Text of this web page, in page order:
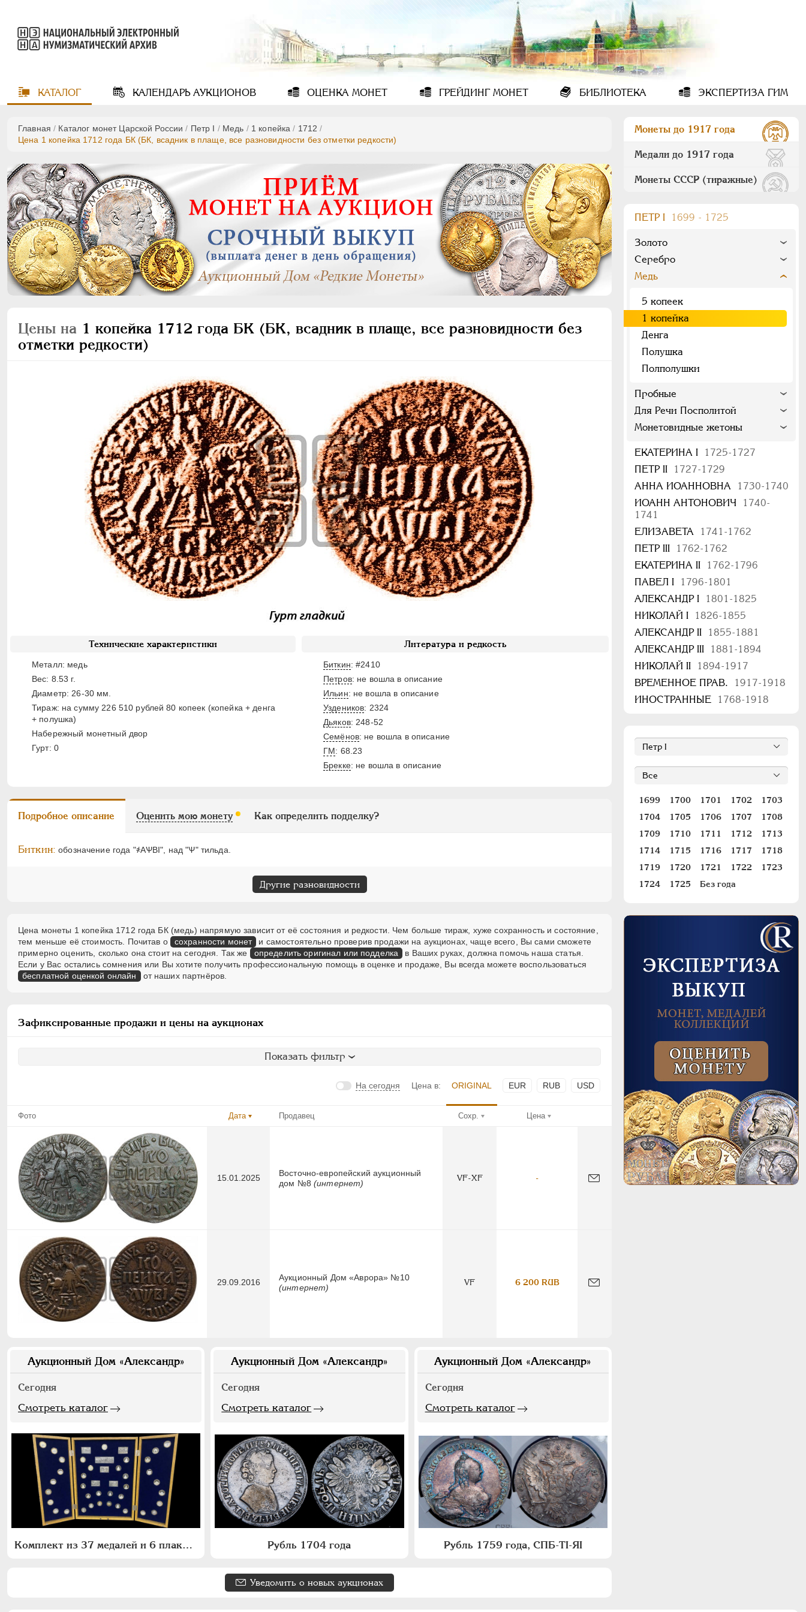
КАТАЛОГ КАЛЕНДАРЬАУКЦИОНОВ ОЦЕНКА МОНЕТ ГРЕЙДИНГМОНЕТ БИБЛИОТЕКА ЭКСПЕРТИЗА ГИМ
Главная / Каталог монет Царской России / Пeтр I / Медь / 1 копейка / 1712 /
Цена 1 копейка 1712 года БК (БК, всадник в плаще, все разновидности без отметки редкости)
Цены на 1 копейка 1712 года БК (БК, всадник в плаще, все разновидности без
отметки редкости)
Технические характеристики
Металл: медь
Вес: 8.53 г.
Диаметр: 26-30 мм.
Тираж: на сумму 226 510 рублей 80 копеек (копейка + денга
+ полушка)
Набережный монетный двор
Гурт: 0
Литература и редкость
Биткин: #2410
Петров: не вошла в описание
Ильин: не вошла в описание
Уздеников: 2324
Дьяков: 248-52
Семёнов: не вошла в описание
ГМ: 68.23
Брекке: не вошла в описание
Подробное описание Оценить мою монету Как определить подделку?
Биткин: обозначение года "҂АѰВI", над "Ѱ" тильда.
Другие разновидности
Цена монеты 1 копейка 1712 года БК (медь) напрямую зависит от её состояния и редкости. Чем больше тираж, хуже сохранность и состояние,
тем меньше её стоимость. Почитав о
сохранности монет
и самостоятельно проверив продажи на аукционах, чаще всего, Вы сами сможете
примерно оценить, сколько она стоит на сегодня. Так же
определить оригинал или подделка
в Ваших руках, должна помочь наша статья.
Если у Вас остались сомнения или Вы хотите получить профессиональную помощь в оценке и продаже, Вы всегда можете воспользоваться
бесплатной оценкой онлайн от наших партнёров.
Зафиксированные продажи и цены на аукционах
Показать фильтр
На сегодня Цена в: ORIGINAL EUR RUB USD
Фото Дата Продавец Сохр. Цена
15.01.2025
Восточно-европейский аукционный
дом №8 (интернет)
VF-XF -
29.09.2016
Аукционный Дом «Аврора» №10
(интернет)
VF 6 200 RUB
Аукционный Дом «Александр»
Сегодня
Смотреть каталог
Комплект из 37 медалей и 6 плакет "Архитектурное наследие России. Москва"
Аукционный Дом «Александр»
Сегодня
Смотреть каталог
Рубль 1704 года
Аукционный Дом «Александр»
Сегодня
Смотреть каталог
Рубль 1759 года, СПБ-ТI-ЯI
Уведомить о новых аукционах
Монеты до 1917 года
Медали до 1917 года
Монеты СССР (тиражные)
ПEТР I 1699 - 1725
Золото
Серебро
Медь
5 копеек
1 копейка
Денга
Полушка
Полполушки
Пробные
Для Речи Посполитой
Монетовидные жетоны
ЕКАТЕРИНА I
1725-1727
ПЕТР II
1727-1729
АННА ИОАННОВНА
1730-1740
ИОАНН АНТОНОВИЧ
1740-
1741
ЕЛИЗАВЕТА
1741-1762
ПЕТР III
1762-1762
ЕКАТЕРИНА II
1762-1796
ПАВЕЛ I
1796-1801
АЛЕКСАНДР I
1801-1825
НИКОЛАЙ I
1826-1855
АЛЕКСАНДР II
1855-1881
АЛЕКСАНДР III
1881-1894
НИКОЛАЙ II
1894-1917
ВРЕМЕННОЕ ПРАВ.
1917-1918
ИНОСТРАННЫЕ
1768-1918
1699 1700 1701 1702
1703
1704
1705 1706 1707
1708
1709
1710 1711 1712
1713
1714
1715 1716 1717
1718
1719
1720 1721 1722
1723
1724
1725 Без года